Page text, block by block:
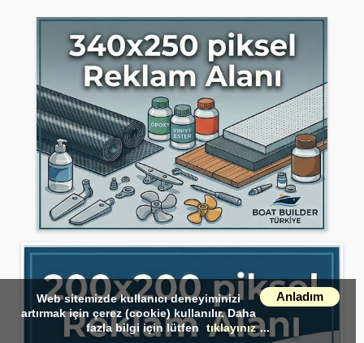
Anladım
Web sitemizde kullanıcı deneyiminizi
artırmak için çerez (cookie) kullanılır. Daha
fazla bilgi için lütfen
tıklayınız ...